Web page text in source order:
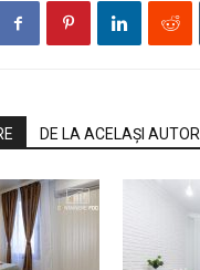
DE LA ACELAȘI AUTOR